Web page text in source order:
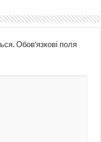
Обов’язкові поля